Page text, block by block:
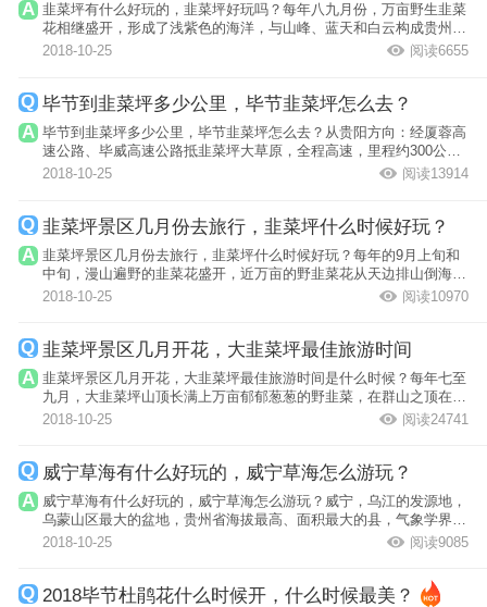
韭菜坪有什么好玩的，韭菜坪好玩吗？每年八九月份，万亩野生韭菜
花相继盛开，形成了浅紫色的海洋，与山峰、蓝天和白云构成贵州屋
脊上一幅独...
2018-10-25 阅读6655
毕节到韭菜坪多少公里，毕节韭菜坪怎么去？
毕节到韭菜坪多少公里，毕节韭菜坪怎么去？从贵阳方向：经厦蓉高
速公路、毕威高速公路抵韭菜坪大草原，全程高速，里程约300公
里。
2018-10-25 阅读13914
韭菜坪景区几月份去旅行，韭菜坪什么时候好玩？
韭菜坪景区几月份去旅行，韭菜坪什么时候好玩？每年的9月上旬和
中旬，漫山遍野的韭菜花盛开，近万亩的野韭菜花从天边排山倒海似
的汹涌澎湃...
2018-10-25 阅读10970
韭菜坪景区几月开花，大韭菜坪最佳旅游时间
韭菜坪景区几月开花，大韭菜坪最佳旅游时间是什么时候？每年七至
九月，大韭菜坪山顶长满上万亩郁郁葱葱的野韭菜，在群山之顶在蓝
天之中，漫...
2018-10-25 阅读24741
威宁草海有什么好玩的，威宁草海怎么游玩？
威宁草海有什么好玩的，威宁草海怎么游玩？威宁，乌江的发源地，
乌蒙山区最大的盆地，贵州省海拔最高、面积最大的县，气象学界公
认的阳光城...
2018-10-25 阅读9085
2018毕节杜鹃花什么时候开，什么时候最美？